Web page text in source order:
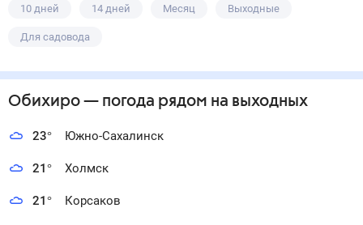
10 дней 14 дней Месяц Выходные
Для садовода
Обихиро— погода рядом на выходных
23° Южно-Сахалинск
21° Холмск
21° Корсаков